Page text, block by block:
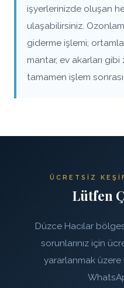
işyerlerinizde oluşan
ulaşabilirsiniz.
giderme işlemi;
mantar, ev akarları gibi
tamamen işlem
ÜCRETSIZ
Lütfen
Düzce Hacılar
sorunlarınız için
yararlanmak üzere